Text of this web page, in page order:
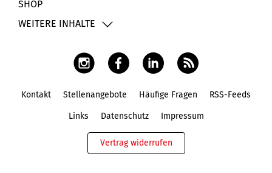
SHOP
WEITERE INHALTE
Kontakt Stellenangebote Häufige Fragen RSS-Feeds
Links Datenschutz Impressum
Vertrag widerrufen